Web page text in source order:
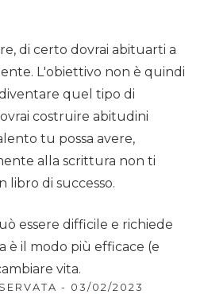
di certo dovrai abituarti a
L'obiettivo non è quindi
quel tipo di
costruire abitudini
tu possa avere,
alla scrittura non ti
libro di successo.
essere difficile e richiede
è il modo più efficace (e
vita.
- 03/02/2023